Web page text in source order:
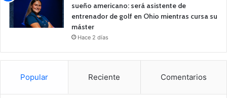
sueño americano: será asistente de
entrenador de golf en Ohio mientras cursa su
máster
Hace 2 días
Popular Reciente Comentarios